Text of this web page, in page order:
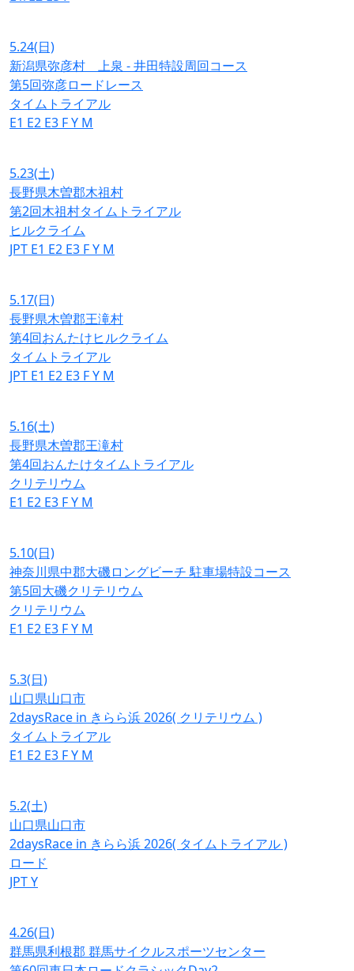
5.24(日)
新潟県弥彦村 上泉 - 井田特設周回コース
第5回弥彦ロードレース
タイムトライアル
E1 E2 E3 FY M
5.23(土)
長野県木曽郡木祖村
第2回木祖村タイムトライアル
ヒルクライム
JPT E1 E2 E3 FY M
5.17(日)
長野県木曽郡王滝村
第4回おんたけヒルクライム
タイムトライアル
JPT E1 E2 E3 FY M
5.16(土)
長野県木曽郡王滝村
第4回おんたけタイムトライアル
クリテリウム
E1 E2 E3 FY M
5.10(日)
神奈川県中郡大磯ロングビーチ 駐車場特設コース
第5回大磯クリテリウム
クリテリウム
E1 E2 E3 FY M
5.3(日)
山口県山口市
2daysRace in きらら浜 2026( クリテリウム )
タイムトライアル
E1 E2 E3 FY M
5.2(土)
山口県山口市
2daysRace in きらら浜 2026( タイムトライアル )
ロード
JPTY
4.26(日)
群馬県利根郡 群馬サイクルスポーツセンター